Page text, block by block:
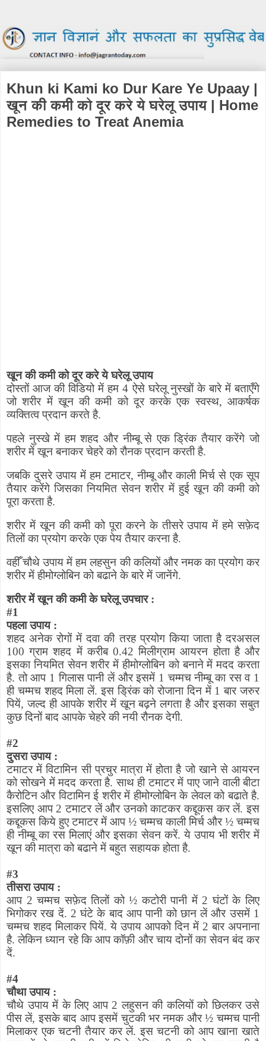
Khun ki Kami ko Dur Kare Ye Upaay |
खून की कमी को दूर करे ये घरेलू उपाय | Home
Remedies to Treat Anemia
खून की कमी को दूर करे ये घरेलू उपाय
दोस्तों आज की विडियो में हम 4 ऐसे घरेलू नुस्खों के बारे में बताएँगे
जो शरीर में खून की कमी को दूर करके एक स्वस्थ,आकर्षक
व्यक्तित्व प्रदान करते है.
पहले नुस्खे में हम शहद और नीम्बू से एक ड्रिंक तैयार करेंगे जो
शरीर में खून बनाकर चेहरे को रौनक प्रदान करती है.
जबकि दुसरे उपाय में हम टमाटर,नीम्बू और काली मिर्च से एक सूप
तैयार करेंगे जिसका नियमित सेवन शरीर में हुई खून की कमी को
पूरा करता है.
शरीर में खून की कमी को पूरा करने के तीसरे उपाय में हमे सफ़ेद
तिलों का प्रयोग करके एक पेय तैयार करना है.
वहीँ चौथे उपाय में हम लहसुन की कलियों और नमक का प्रयोग कर
शरीर में हीमोग्लोबिन को बढाने के बारे में जानेंगे.
शरीर में खून की कमी के घरेलू उपचार :
#1
पहला उपाय :
शहद अनेक रोगों में दवा की तरह प्रयोग किया जाता है दरअसल
100 ग्राम शहद में करीब 0.42 मिलीग्राम आयरन होता है और
इसका नियमित सेवन शरीर में हीमोग्लोबिन को बनाने में मदद करता
है. तो आप 1 गिलास पानी लें और इसमें 1 चम्मच नीम्बू का रस व 1
ही चम्मच शहद मिला लें. इस ड्रिंक को रोजाना दिन में 1 बार जरुर
पियें,जल्द ही आपके शरीर में खून बढ़ने लगता है और इसका सबुत
कुछ दिनों बाद आपके चेहरे की नयी रौनक देगी.
#2
दुसरा उपाय :
टमाटर में विटामिन सी प्रचुर मात्रा में होता है जो खाने से आयरन
को सोखने में मदद करता है. साथ ही टमाटर में पाए जाने वाली बीटा
कैरोटिन और विटामिन ई शरीर में हीमोग्लोबिन के लेवल को बढाते है.
इसलिए आप 2 टमाटर लें और उनको काटकर कद्दूकस कर लें. इस
कद्दूकस किये हुए टमाटर में आप ½ चम्मच काली मिर्च और ½ चम्मच
ही नीम्बू का रस मिलाएं और इसका सेवन करें. ये उपाय भी शरीर में
खून की मात्रा को बढाने में बहुत सहायक होता है.
#3
तीसरा उपाय :
आप 2 चम्मच सफ़ेद तिलों को ½ कटोरी पानी में 2 घंटों के लिए
भिगोकर रख दें. 2 घंटे के बाद आप पानी को छान लें और उसमें 1
चम्मच शहद मिलाकर पियें. ये उपाय आपको दिन में 2 बार अपनाना
है. लेकिन ध्यान रहे कि आप कॉफ़ी और चाय दोनों का सेवन बंद कर
दें.
#4
चौथा उपाय :
चौथे उपाय में के लिए आप 2 लहुसन की कलियों को छिलकर उसे
पीस लें,इसके बाद आप इसमें चुटकी भर नमक और ½ चम्मच पानी
मिलाकर एक चटनी तैयार कर लें. इस चटनी को आप खाना खाते